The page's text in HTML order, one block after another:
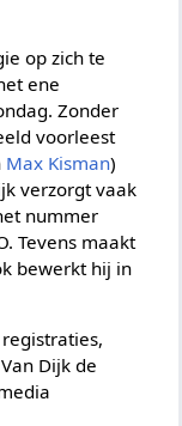
op zich te
ene
Zonder
voorleest
Max Kisman)
verzorgt vaak
nummer
Tevens maakt
bewerkt hij in
Dijk de